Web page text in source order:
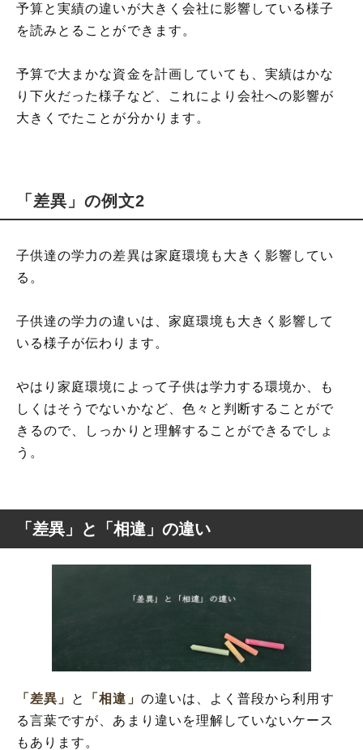
予算と実績の違いが大きく会社に影響している様子
を読みとることができます。
予算で大まかな資金を計画していても、実績はかな
り下火だった様子など、これにより会社への影響が
大きくでたことが分かります。
「差異」の例文2
子供達の学力の差異は家庭環境も大きく影響してい
る。
子供達の学力の違いは、家庭環境も大きく影響して
いる様子が伝わります。
やはり家庭環境によって子供は学力する環境か、も
しくはそうでないかなど、色々と判断することがで
きるので、しっかりと理解することができるでしょ
う。
「差異」と「相違」の違い
「差異」 と 「相違」 の違いは、よく普段から利用す
る言葉ですが、あまり違いを理解していないケース
もあります。